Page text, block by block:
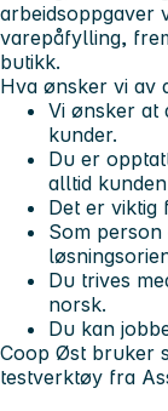
arbeidsoppgaver
varepåfylling,
butikk.
Hva ønsker vi av
Vi ønsker at
kunder.
Du er
alltid
Det er viktig
Som
Du trives
norsk.
Du kan
Coop Øst bruker
testverktøy fra